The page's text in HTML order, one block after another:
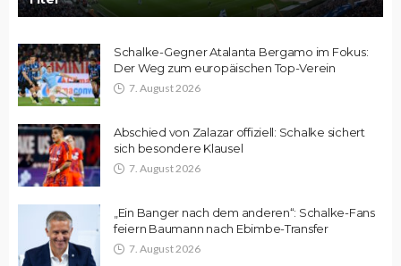
Schalke-Gegner Atalanta Bergamo im Fokus:
Der Weg zum europäischen Top-Verein
7. August 2026
Abschied von Zalazar offiziell: Schalke sichert
sich besondere Klausel
7. August 2026
„Ein Banger nach dem anderen“: Schalke-Fans
feiern Baumann nach Ebimbe-Transfer
7. August 2026